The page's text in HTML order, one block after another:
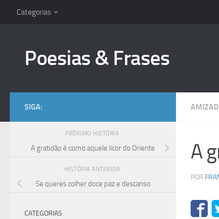
Skip to content
Categorias
Poesias & Frases
A
POR
SIGA:
PRÓXIMO HISTÓRIA
A gratidão é como aquele licor do Oriente
HISTÓRIA ANTERIOR
Se queres colher doce paz e descanso
CATEGORIAS